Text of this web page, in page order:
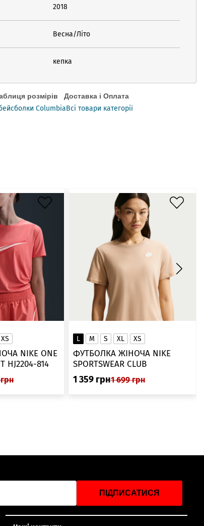
2018
Весна/Літо
кепка
розмірів Доставка і Оплата
ColumbiaВсі товари категорії
XS
NIKE ONE
SWOOSH DRI-FIT HJ2204-814
грн
L M S XL XS
ФУТБОЛКА ЖІНОЧА NIKE
SPORTSWEAR CLUB
ESSENTIALS DX7902-286
1 359 грн1 699 грн
ПІДПИСАТИСЯ